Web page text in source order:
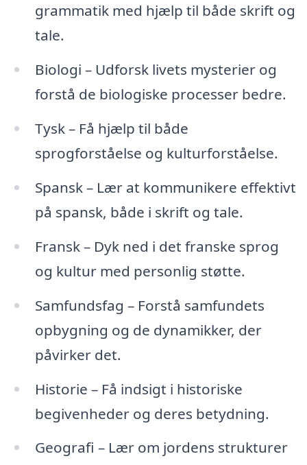
grammatik med hjælp til både skrift og
tale.
Biologi – Udforsk livets mysterier og
forstå de biologiske processer bedre.
Tysk – Få hjælp til både
sprogforståelse og kulturforståelse.
Spansk – Lær at kommunikere effektivt
på spansk, både i skrift og tale.
Fransk – Dyk ned i det franske sprog
og kultur med personlig støtte.
Samfundsfag – Forstå samfundets
opbygning og de dynamikker, der
påvirker det.
Historie – Få indsigt i historiske
begivenheder og deres betydning.
Geografi – Lær om jordens strukturer